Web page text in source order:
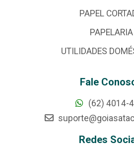
PAPEL
PAPELARIA
UTILIDADES
Fale
(62) 4014-
Redes